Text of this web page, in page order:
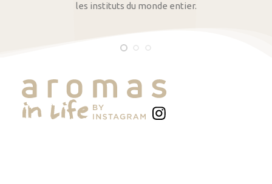
les instituts du monde entier.